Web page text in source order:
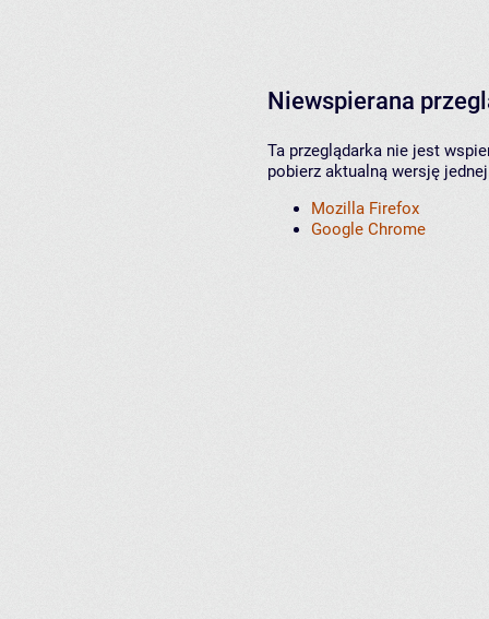
Niewspierana
Ta przeglądarka nie jest
pobierz aktualną wersję
Mozilla Firefox
Google Chrome